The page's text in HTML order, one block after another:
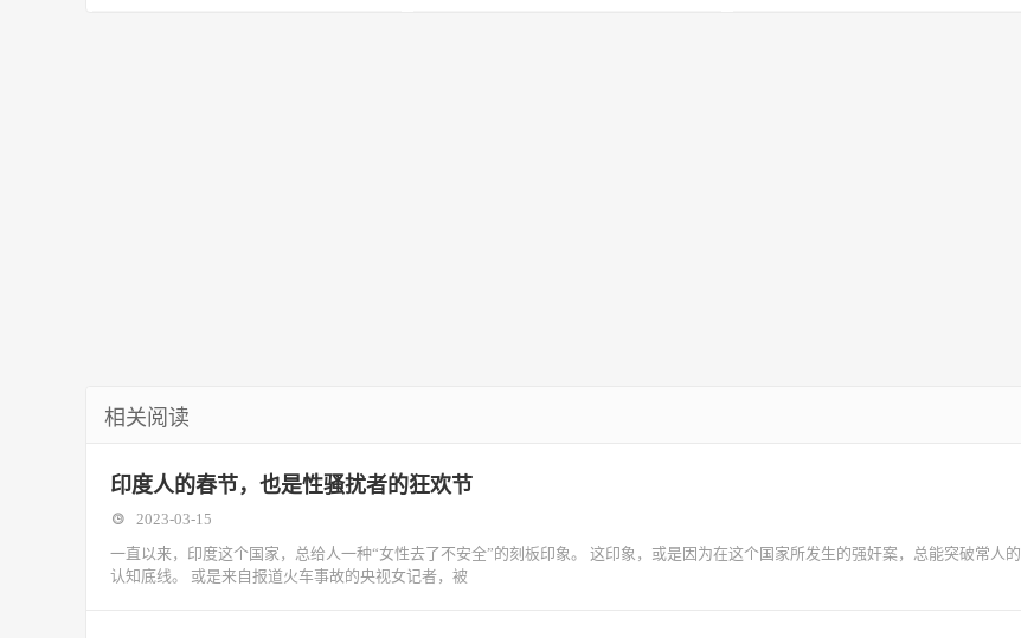
相关阅读
印度人的春节，也是性骚扰者的狂欢节
2023-03-15
一直以来，印度这个国家，总给人一种“女性去了不安全”的刻板印象。 这印象，或是因为在这个国家所发生的强奸案，总能突破常人的
认知底线。 或是来自报道火车事故的央视女记者，被